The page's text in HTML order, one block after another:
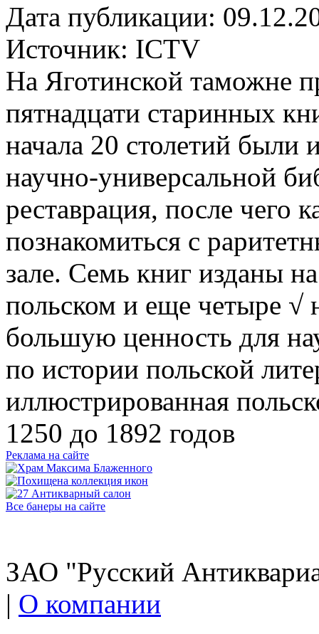
Дата публикации:
Источник: ICTV
На Яготинской таможне
пятнадцати старинных
начала 20 столетий
научно-универсальной
реставрация, после
познакомиться с
зале. Семь книг изданы
польском и еще четыре √
большую ценность для
по истории польской
иллюстрированная
1250 до 1892 годов
Реклама на сайте
Все банеры на сайте
ЗАО "Русский
| О компании